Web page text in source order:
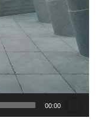
00:00